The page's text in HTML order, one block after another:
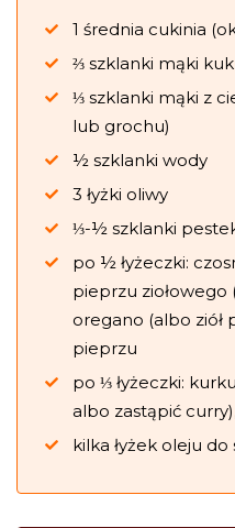
1 średnia cukinia
⅔ szklanki mąki
⅓ szklanki mąki z
lub grochu)
½ szklanki wody
3 łyżki oliwy
⅓-½ szklanki
po ½ łyżeczki:
pieprzu
oregano (albo ziół
pieprzu
po ⅓ łyżeczki:
albo zastąpić
kilka łyżek oleju do